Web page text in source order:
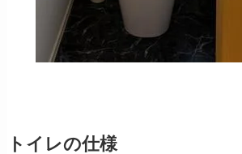
トイレの仕様